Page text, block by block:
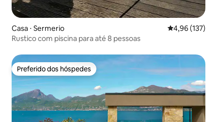
Casa ⋅ Sermerio 4,96 de uma
4,96 (137)
Rustico com piscina para até 8 pessoas
Preferido dos hóspedes
Preferido dos hóspedes